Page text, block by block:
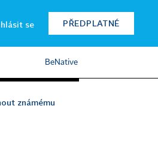
se PŘEDPLATNÉ
BeNative
známému